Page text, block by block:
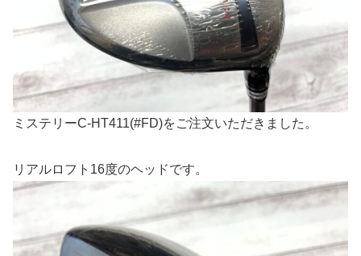
ミステリーC-HT411(#FD)をご注文いただきました。
リアルロフト16度のヘッドです。